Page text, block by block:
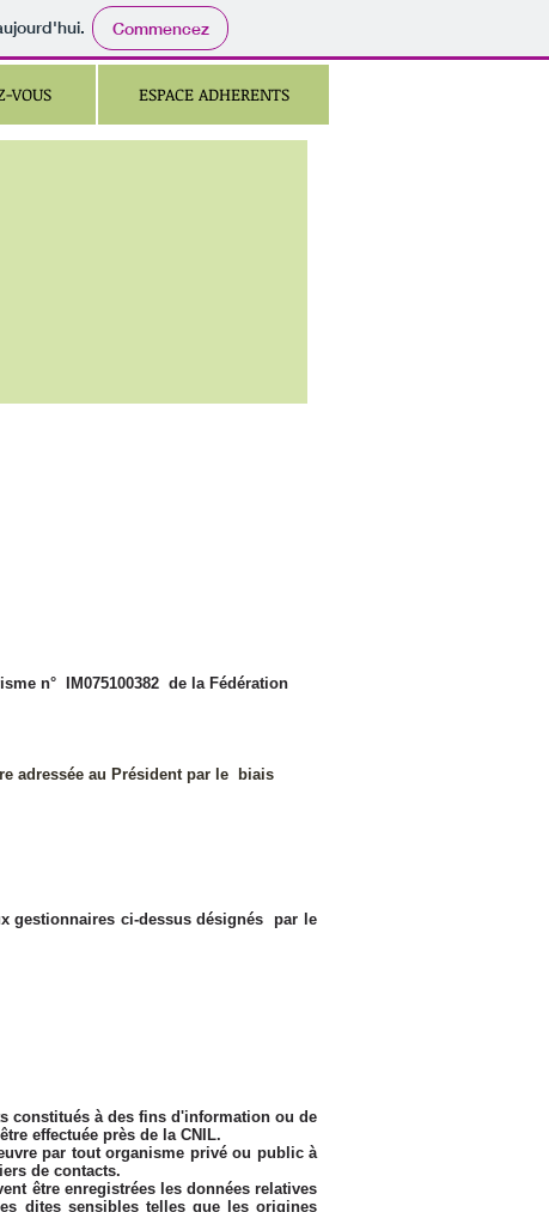
Commencez
VOUS ESPACE ADHERENTS
n° IM075100382 de la Fédération
adressée au Président par le biais
gestionnaires ci-dessus désignés par le
constitués à des fins d'information ou de
effectuée près de la CNIL.
par tout organisme privé ou public à
de contacts.
être enregistrées les données relatives
dites sensibles telles que les origines